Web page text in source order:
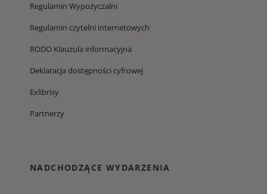
Regulamin Wypożyczalni
Regulamin czytelni internetowych
RODO Klauzula informacyjna
Deklaracja dostępności cyfrowej
Exlibrisy
Partnerzy
NADCHODZĄCE WYDARZENIA